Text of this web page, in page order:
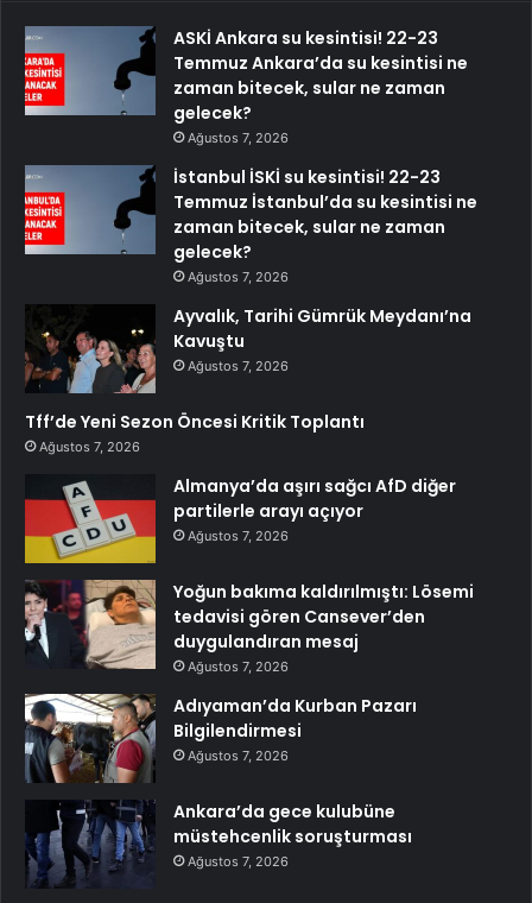
ASKİ Ankara su kesintisi! 22-23
Temmuz Ankara’da su kesintisi ne
zaman bitecek, sular ne zaman
gelecek?
Ağustos 7, 2026
İstanbul İSKİ su kesintisi! 22-23
Temmuz İstanbul’da su kesintisi ne
zaman bitecek, sular ne zaman
gelecek?
Ağustos 7, 2026
Ayvalık, Tarihi Gümrük Meydanı’na
Kavuştu
Ağustos 7, 2026
Tff’de Yeni Sezon Öncesi Kritik Toplantı
Ağustos 7, 2026
Almanya’da aşırı sağcı AfD diğer
partilerle arayı açıyor
Ağustos 7, 2026
Yoğun bakıma kaldırılmıştı: Lösemi
tedavisi gören Cansever’den
duygulandıran mesaj
Ağustos 7, 2026
Adıyaman’da Kurban Pazarı
Bilgilendirmesi
Ağustos 7, 2026
Ankara’da gece kulubüne
müstehcenlik soruşturması
Ağustos 7, 2026